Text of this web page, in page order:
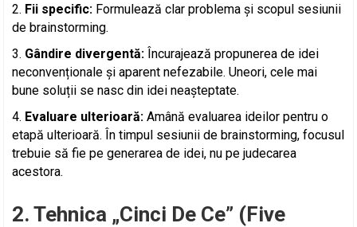
Fii specific: Formulează clar problema și scopul sesiunii
de brainstorming.
Gândire divergentă: Încurajează propunerea de idei
neconvenționale și aparent nefezabile. Uneori, cele mai
bune soluții se nasc din idei neașteptate.
Evaluare ulterioară: Amână evaluarea ideilor pentru o
etapă ulterioară. În timpul sesiunii de brainstorming, focusul
trebuie să fie pe generarea de idei, nu pe judecarea
acestora.
2. Tehnica „Cinci De Ce” (Five